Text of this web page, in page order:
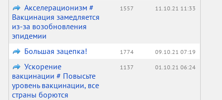
Акселерационизм #
Вакцинация замедляется
из-за возобновления
эпидемии
1557 11.10.21 11:33
Большая зацепка! 1774 09.10.21 07:19
Ускорение
вакцинации # Повысьте
уровень вакцинации, все
страны борются
1137 01.10.21 06:24